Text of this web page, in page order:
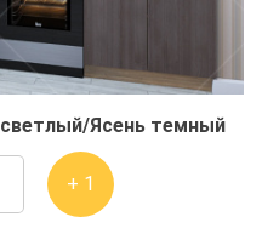
Ясень темный
+ 1